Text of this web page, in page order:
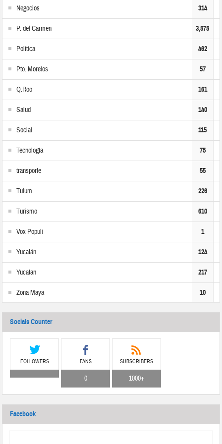
Negocios 314
P. del Carmen 3,575
Política 462
Pto. Morelos 57
Q.Roo 161
Salud 140
Social 115
Tecnología 75
transporte 55
Tulum 226
Turismo 610
Vox Populi 1
Yucatán 124
Yucatan 217
Zona Maya 10
Socials Counter
FOLLOWERS FANS
0
SUBSCRIBERS
1000+
Facebook